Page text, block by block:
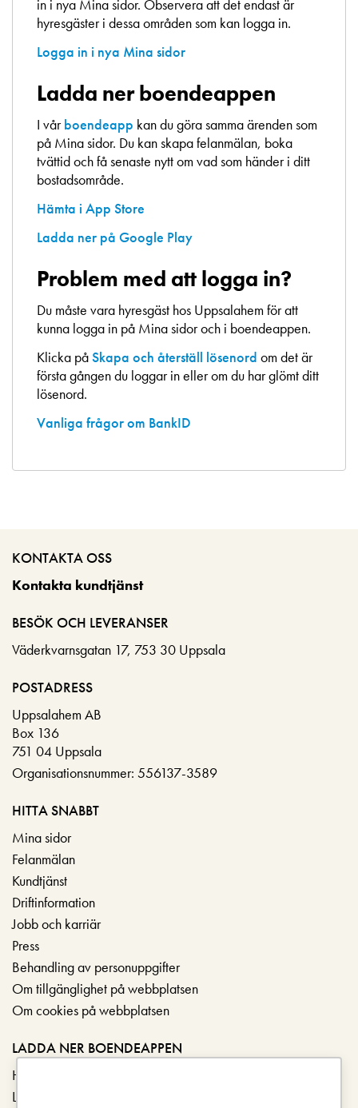
in i nya Mina sidor. Observera att det endast är
hyresgäster i dessa områden som kan logga in.
Logga in i nya Mina sidor
Ladda ner boendeappen
I vårboendeapp kan du göra samma ärenden som
på Mina sidor. Du kan skapa felanmälan, boka
tvättid och få senaste nytt om vad som händer i ditt
bostadsområde.
Hämta i App Store
Ladda ner på Google Play
Problem med att logga in?
Du måste vara hyresgäst hos Uppsalahem för att
kunna logga in på Mina sidor och i boendeappen.
Klicka påSkapa och återställ lösenord om det är
första gången du loggar in eller om du har glömt ditt
lösenord.
Vanliga frågor om BankID
KONTAKTA OSS
Kontakta kundtjänst
BESÖK OCH LEVERANSER
Väderkvarnsgatan 17, 753 30 Uppsala
POSTADRESS
Uppsalahem AB
Box 136
751 04 Uppsala
Organisationsnummer: 556137-3589
HITTA SNABBT
Mina sidor
Felanmälan
Kundtjänst
Driftinformation
Jobb och karriär
Press
Behandling av personuppgifter
Om tillgänglighet på webbplatsen
Om cookies på webbplatsen
LADDA NER BOENDEAPPEN
Hämta i App Store
Ladda ner på Google Play